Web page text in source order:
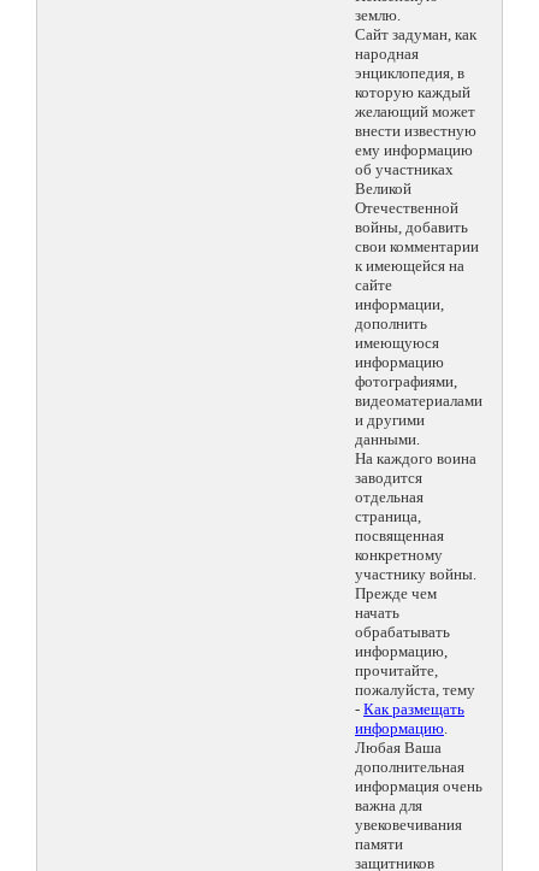
землю.
Сайт задуман, как
народная
энциклопедия, в
которую каждый
желающий может
внести известную
ему информацию
об участниках
Великой
Отечественной
войны, добавить
свои комментарии
к имеющейся на
сайте
информации,
дополнить
имеющуюся
информацию
фотографиями,
видеоматериалами
и другими
данными.
На каждого воина
заводится
отдельная
страница,
посвященная
конкретному
участнику войны.
Прежде чем
начать
обрабатывать
информацию,
прочитайте,
пожалуйста, тему
- Как размещать
информацию.
Любая Ваша
дополнительная
информация очень
важна для
увековечивания
памяти
защитников